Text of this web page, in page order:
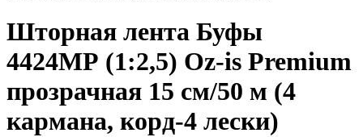
Шторная лента Буфы
4424МР (1:2,5) Oz-is Premium
прозрачная 15 см/50 м (4
кармана, корд-4 лески)